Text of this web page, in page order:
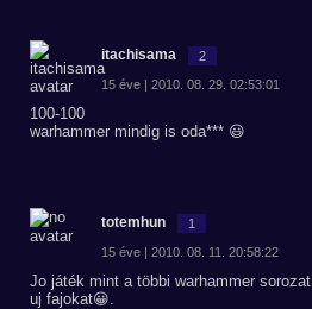
itachisama 2
15 éve | 2010. 08. 29. 02:53:01
100-100
warhammer mindig is oda*** 😃
totemhun 1
15 éve | 2010. 08. 11. 20:58:22
Jo játék mint a többi warhammer
uj fajokat😀.